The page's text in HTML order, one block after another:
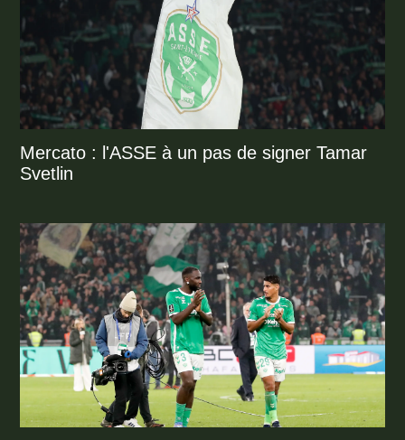
Mercato : l'ASSE à un pas de signer Tamar
Svetlin